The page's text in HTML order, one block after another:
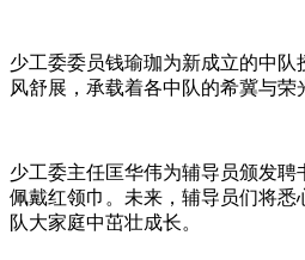
少工委委员钱瑜珈为新成立的中队
风舒展，承载着各中队的希冀与荣
少工委主任匡华伟为辅导员颁发
佩戴红领巾。未来，辅导员们将
队大家庭中茁壮成长。